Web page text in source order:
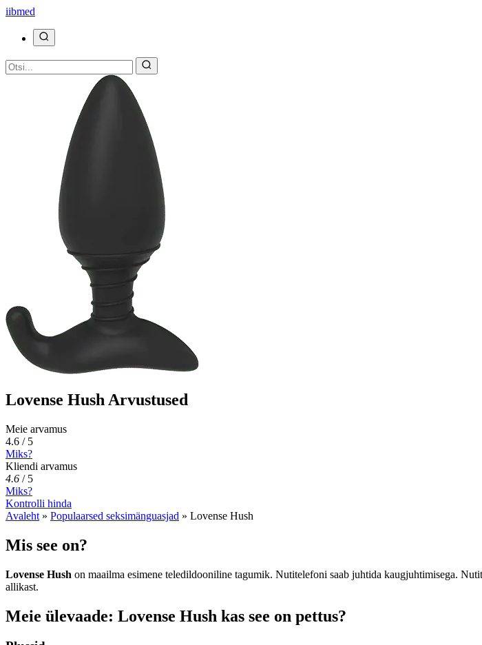
iibmed
Lovense Hush Arvustused
Meie arvamus
4.6 / 5
Miks?
Kliendi arvamus
4.6 / 5
Miks?
Kontrolli hinda
Avaleht » Populaarsed seksimänguasjad » Lovense Hush
Mis see on?
Lovense Hush on maailma esimene teledildooniline tagumik. Nutitelefoni saab juhtida kaugjuhtimisega.
allikast.
Meie ülevaade: Lovense Hush kas see on pettus?